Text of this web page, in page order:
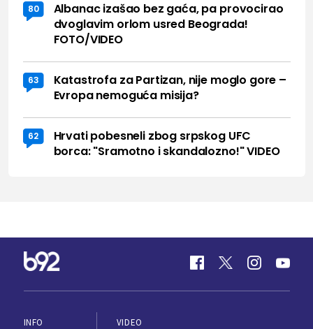
80
Albanac izašao bez gaća, pa provocirao
dvoglavim orlom usred Beograda!
FOTO/VIDEO
63
Katastrofa za Partizan, nije moglo gore –
Evropa nemoguća misija?
62
Hrvati pobesneli zbog srpskog UFC
borca: "Sramotno i skandalozno!" VIDEO
INFO
VIDEO